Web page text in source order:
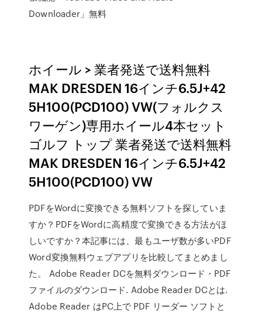
Downloader」無料
ホイール > 業者発送で送料無料
MAK DRESDEN 16インチ6.5J+42
5H100(PCD100) VW(フォルクス
ワーゲン)専用ホイール4本セット
ゴルフ トップ 業者発送で送料無料
MAK DRESDEN 16インチ6.5J+42
5H100(PCD100) VW
PDFをWordに変換できる無料ソフトを探していま
すか？PDFをWordに高精度で変換できる方法がほ
しいですか？本記事には、最もユーザ数が多いPDF
Word変換無料ウェブアプリを比較してまとめまし
た。 Adobe Reader DCを無料ダウンロード・PDF
ファイルのダウンロード. Adobe Reader DCとは.
Adobe Reader はPC上で PDF リーダー ソフトと